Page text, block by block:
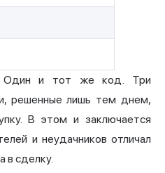
и тот же код. Три
решенные лишь тем днем,
В этом и заключается
и неудачников отличал
в сделку.